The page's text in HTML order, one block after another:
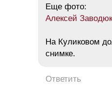
Еще фото:
Алексей Заводюк
На Куликовом
снимке.
Ответить